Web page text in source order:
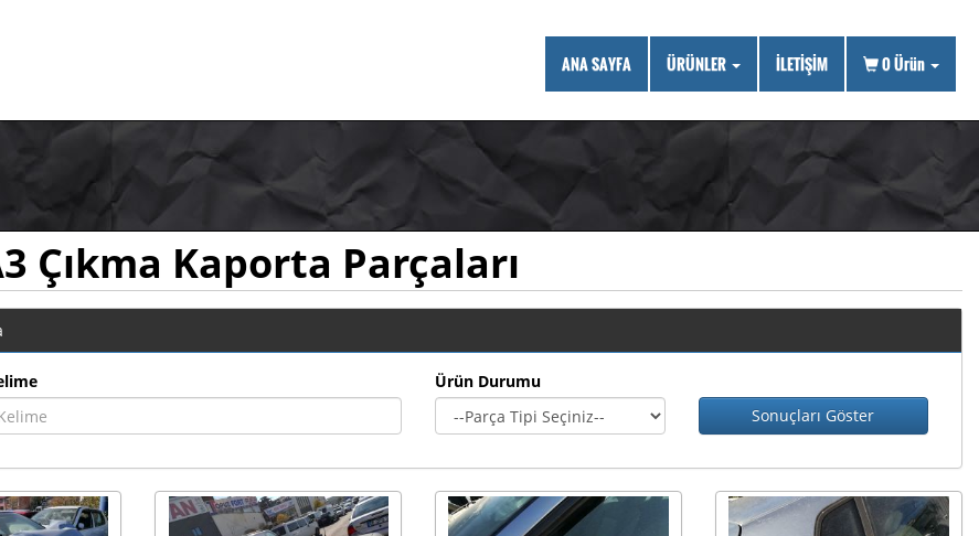
ANA SAYFA ÜRÜNLER İLETİŞİM 0Ürün
Çıkma Kaporta Parçaları
Ürün Durumu